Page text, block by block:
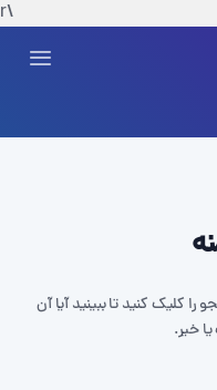
\r
را کلیک کنید تا ببینید آیا آن
خیر.